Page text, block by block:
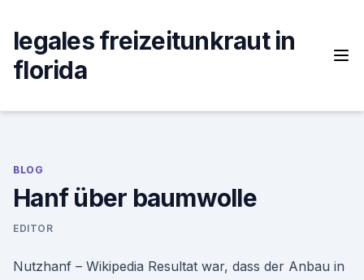
content
legales freizeitunkraut in
florida
BLOG
Hanf über baumwolle
EDITOR
Nutzhanf – Wikipedia Resultat war, dass der Anbau in